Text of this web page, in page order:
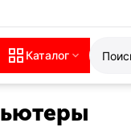
Каталог